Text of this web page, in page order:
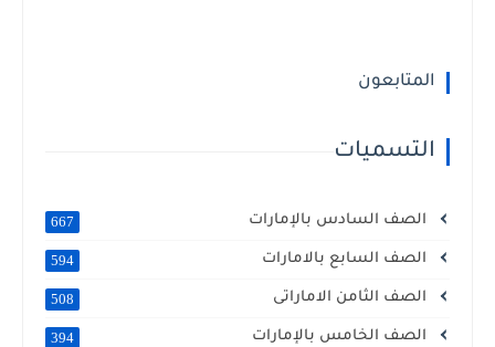
المتابعون
التسميات
الصف السادس بالإمارات 667
الصف السابع بالامارات 594
الصف الثامن الاماراتى 508
الصف الخامس بالإمارات 394